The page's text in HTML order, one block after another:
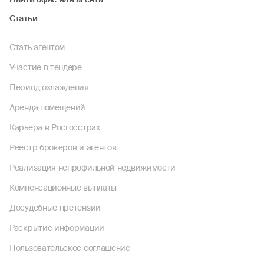
Статьи
Стать агентом
Участие в тендере
Период охлаждения
Аренда помещений
Карьера в Росгосстрах
Реестр брокеров и агентов
Реализация непрофильной недвижимости
Компенсационные выплаты
Досудебные претензии
Раскрытие информации
Пользовательское соглашение